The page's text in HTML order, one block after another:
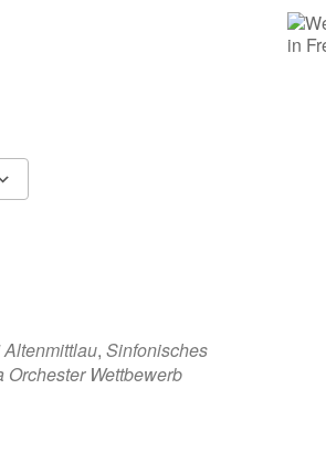
, Sinfonisches
Orchester Wettbewerb